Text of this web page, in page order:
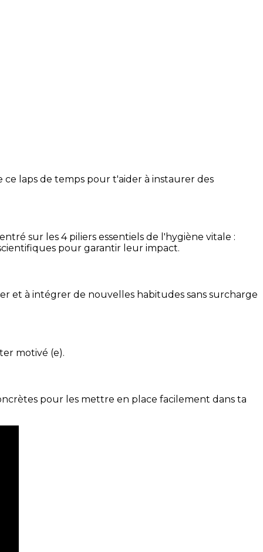
laps de temps pour t'aider à instaurer des
sur les 4 piliers essentiels de l'hygiène vitale :
pour garantir leur impact.
et à intégrer de nouvelles habitudes sans surcharge
motivé (e).
pour les mettre en place facilement dans ta